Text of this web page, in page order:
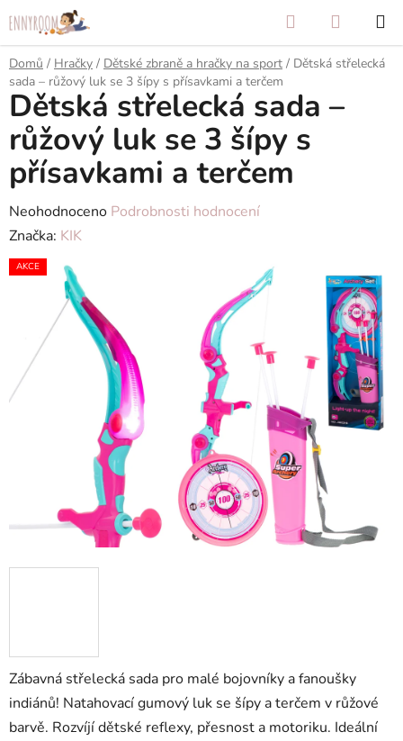
na
obsah
Hledat
KOŠÍK
Domů / Hračky / Dětské zbraně a hračky na sport / Dětská střelecká
sada – růžový luk se 3 šípy s přísavkami a terčem
Zábavná střelecká sada pro malé bojovníky a fanoušky
indiánů! Natahovací gumový luk se šípy a terčem v růžové
barvě. Rozvíjí dětské reflexy, přesnost a motoriku. Ideální
Dětská střelecká sada –
růžový luk se 3 šípy s
přísavkami a terčem
Průměrné
hodnocení
produktu
hvězdiček.
Neohodnoceno Podrobnosti hodnocení
Značka: KIK
AKCE